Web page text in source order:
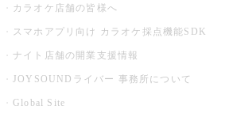
カラオケ店舗の皆様へ
スマホアプリ向け カラオケ採点機能SDK
ナイト店舗の開業支援情報
JOYSOUNDライバー 事務所について
Global Site